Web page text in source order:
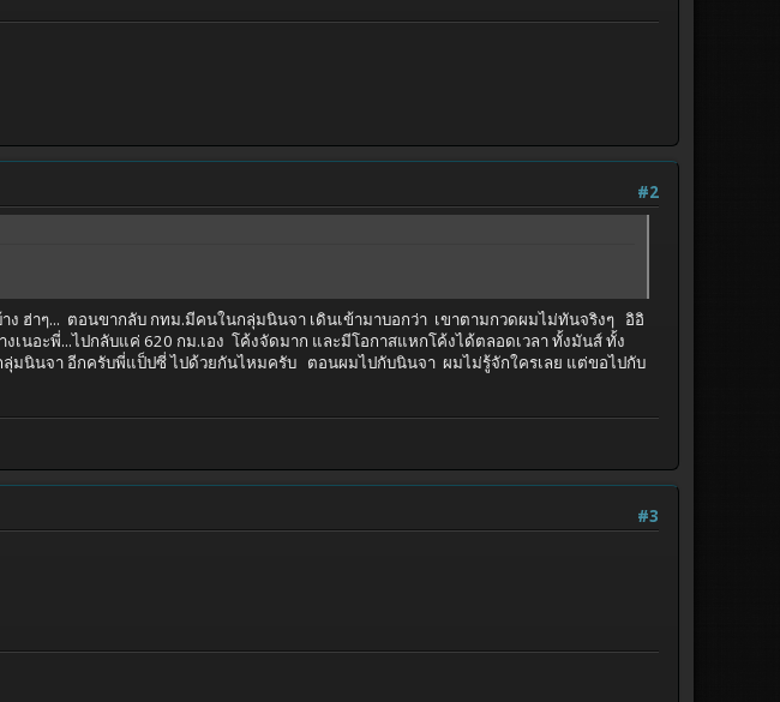
#2
ฮ่าๆ... ตอนขากลับ กทม.มีคนในกลุ่มนินจา เดินเข้ามาบอกว่า เขาตามกวดผมไม่ทันจริงๆ อิอิ
เนอะพี่...ไปกลับแค่ 620 กม.เอง โค้งจัดมาก และมีโอกาสแหกโค้งได้ตลอดเวลา ทั้งมันส์ ทั้ง
มนินจา อีกครับพี่แป็ปซี่ ไปด้วยกันไหมครับ ตอนผมไปกับนินจา ผมไม่รู้จักใครเลย แต่ขอไปกับ
#3